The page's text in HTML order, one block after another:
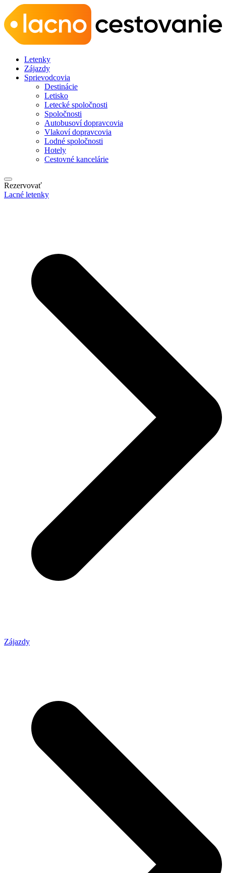
Letenky
Zájazdy
Sprievodcovia
Destinácie
Letisko
Letecké spoločnosti
Spoločnosti
Autobusoví dopravcovia
Vlakoví dopravcovia
Lodné spoločnosti
Hotely
Cestovné kancelárie
Rezervovať
Lacné letenky
Zájazdy